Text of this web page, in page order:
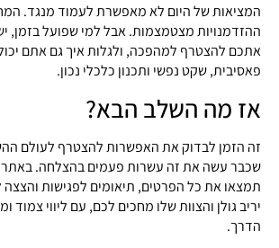
המציאות של היום לא מאפשרת לעמוד מנגד.
ההזדמנויות מצטמצמות. אבל למי שפועל בזמן, יש
אתכם להצטרף למהפכה, ולגלות איך גם אתם
פאסיבית, שקט נפשי ותכנון כלכלי נכון.
אז מה השלב הבא?
זה הזמן לבדוק את האפשרות להצטרף לעולם
שכבר עשה את זה עשרות פעמים בהצלחה.
תמצאו את כל הפרטים, תיאומים לפגישות
יריב גולן והצוות שלו מחכים לכם, עם ליווי צמוד
הדרך.